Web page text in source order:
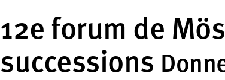
12e forum de
successions